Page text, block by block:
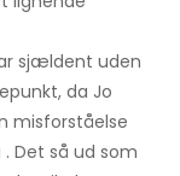
sjældent uden
da Jo
misforståelse
Det så ud som